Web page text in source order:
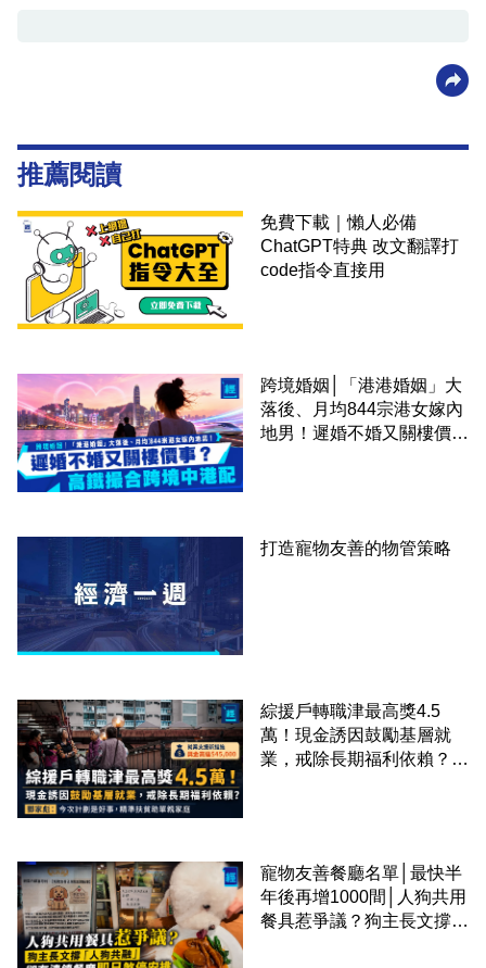
推薦閱讀
免費下載｜懶人必備
ChatGPT特典 改文翻譯打
code指令直接用
跨境婚姻│「港港婚姻」大
落後、月均844宗港女嫁內
地男！遲婚不婚又關樓價
打造寵物友善的物管策略
綜援戶轉職津最高獎4.5
萬！現金誘因鼓勵基層就
業，戒除長期福利依賴？鄧
寵物友善餐廳名單│最快半
年後再增1000間│人狗共用
餐具惹爭議？狗主長文撐